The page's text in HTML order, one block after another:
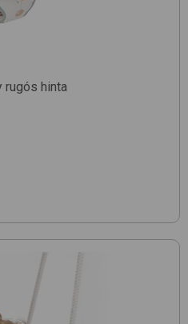
rugós hinta